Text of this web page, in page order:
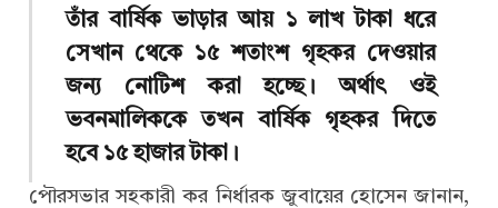
তাঁর বার্ষিক ভাড়ার আয় ১ লাখ টাকা ধরে
সেখান থেকে ১৫ শতাংশ গৃহকর দেওয়ার
জন্য নোটিশ করা হচ্ছে। অর্থাৎ ওই
ভবনমালিককে তখন বার্ষিক গৃহকর দিতে
হবে ১৫ হাজার টাকা।
পৌরসভার সহকারী কর নির্ধারক জুবায়ের হোসেন জানান,